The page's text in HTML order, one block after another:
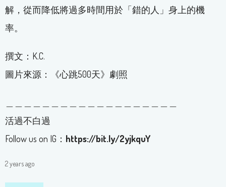
解，從而降低將過多時間用於「錯的人」身上的機
率。
撰文：K.C.
圖片來源：《心跳500天》劇照
活過不白過
Follow us on IG： https://bit.ly/2yjkquY
2 years ago